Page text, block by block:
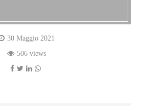
30 Maggio 2021
506 views